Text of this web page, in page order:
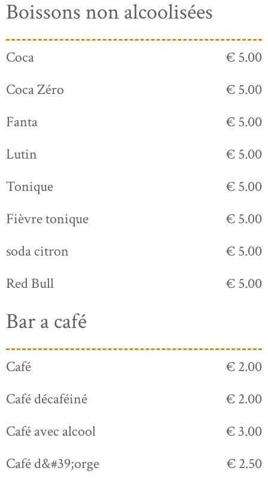
Boissons non alcoolisées
Coca
€ 5.00
Coca Zéro
€ 5.00
Fanta
€ 5.00
Lutin
€ 5.00
Tonique
€ 5.00
Fièvre tonique
€ 5.00
soda citron
€ 5.00
Red Bull
€ 5.00
Bar a café
Café
€ 2.00
Café décaféiné
€ 2.00
Café avec alcool
€ 3.00
Café d&#39;orge
€ 2.50